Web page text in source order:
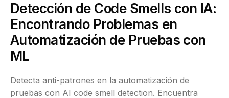
Detección de Code Smells con IA:
Encontrando Problemas en
Automatización de Pruebas con
ML
Detecta anti-patrones en la automatización de
pruebas con AI code smell detection. Encuentra